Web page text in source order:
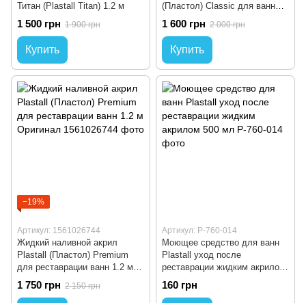
Титан (Plastall Titan) 1.2 м
1 500 грн 1 900 грн
Купить
(Пластол) Classic для ванны
1.2 м Оригинал
1 600 грн 2 000 грн
Купить
−19%
Артикул: 1561026744
Жидкий наливной акрил
Plastall (Пластол) Premium
для реставрации ванн 1.2 м
Оригинал
1 750 грн 2 150 грн
Артикул: P-760-014
Моющее средство для ванн
Plastall уход после
реставрации жидким акрилом
500 мл
160 грн